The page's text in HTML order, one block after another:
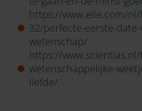
https://www.elle.com/
32/perfecte-eerste-date-
wetenschap/
https://
wetenschappelijke-
liefde/